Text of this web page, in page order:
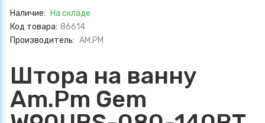
Наличие:
На складе
Код товара: 86614
Производитель: AM.PM
Штора на ванну
Am.Pm Gem